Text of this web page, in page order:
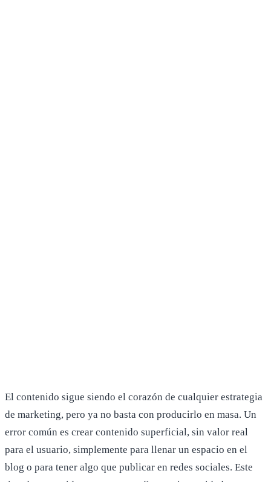
El contenido sigue siendo el corazón de cualquier estrategia
de marketing, pero ya no basta con producirlo en masa. Un
error común es crear contenido superficial, sin valor real
para el usuario, simplemente para llenar un espacio en el
blog o para tener algo que publicar en redes sociales. Este